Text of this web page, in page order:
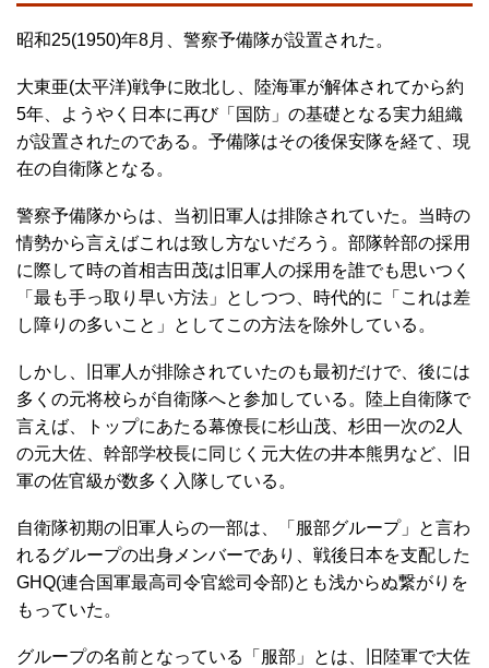
昭和25(1950)年8月、警察予備隊が設置された。
大東亜(太平洋)戦争に敗北し、陸海軍が解体されてから約
5年、ようやく日本に再び「国防」の基礎となる実力組織
が設置されたのである。予備隊はその後保安隊を経て、現
在の自衛隊となる。
警察予備隊からは、当初旧軍人は排除されていた。当時の
情勢から言えばこれは致し方ないだろう。部隊幹部の採用
に際して時の首相吉田茂は旧軍人の採用を誰でも思いつく
「最も手っ取り早い方法」としつつ、時代的に「これは差
し障りの多いこと」としてこの方法を除外している。
しかし、旧軍人が排除されていたのも最初だけで、後には
多くの元将校らが自衛隊へと参加している。陸上自衛隊で
言えば、トップにあたる幕僚長に杉山茂、杉田一次の2人
の元大佐、幹部学校長に同じく元大佐の井本熊男など、旧
軍の佐官級が数多く入隊している。
自衛隊初期の旧軍人らの一部は、「服部グループ」と言わ
れるグループの出身メンバーであり、戦後日本を支配した
GHQ(連合国軍最高司令官総司令部)とも浅からぬ繋がりを
もっていた。
グループの名前となっている「服部」とは、旧陸軍で大佐